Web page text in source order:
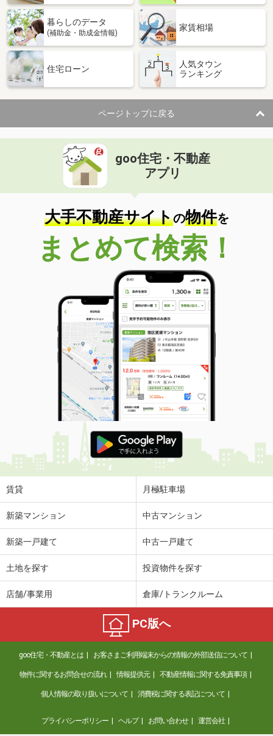
暮らしのデータ
(補助金・助成金情報)
家賃相場
住宅ローン
人気タウン
ランキング
ページトップに戻る
goo住宅・不動産
アプリ
大手不動産サイトの物件を
まとめて検索！
賃貸 月極駐車場
新築マンション 中古マンション
新築一戸建て 中古一戸建て
土地を探す 投資物件を探す
店舗/事業用 倉庫/トランクルーム
PC版へ
goo住宅・不動産とは お客さまご利用端末からの情報の外部送信について
物件に関するお問合せの流れ 情報提供元 不動産情報に関する免責事項
個人情報の取り扱いについて 消費税に関する表記について
プライバシーポリシー ヘルプ お問い合わせ 運営会社